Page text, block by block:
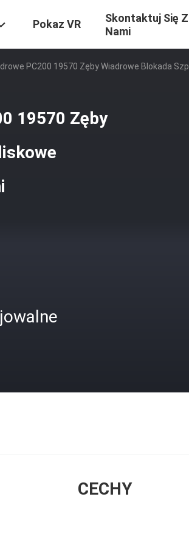
Pokaz VR
Skontaktuj Się Z
Nami
PC200 19570 Zęby Wiadrowe Blokada
19570 Zęby
CECHY